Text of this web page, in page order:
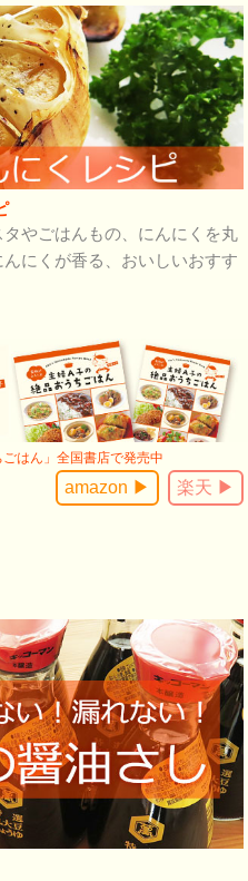
やごはんもの、にんにくを丸
にくが香る、おいしいおすす
はん」全国書店で発売中
楽天 ▶
amazon ▶